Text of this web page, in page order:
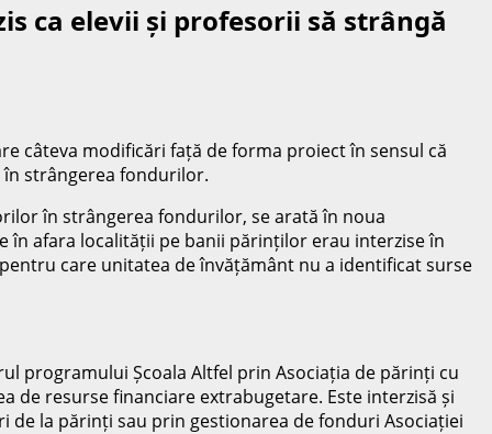
ca elevii și profesorii să strângă
câteva modificări față de forma proiect în sensul că
în strângerea fondurilor.
în strângerea fondurilor, se arată în noua
în afara localității pe banii părinților erau interzise în
care unitatea de învățământ nu a identificat surse
programului Școala Altfel prin Asociația de părinți cu
resurse financiare extrabugetare. Este interzisă și
la părinți sau prin gestionarea de fonduri Asociației